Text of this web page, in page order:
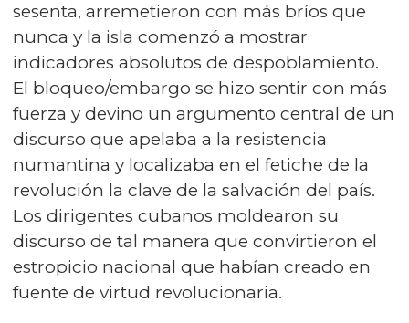
sesenta, arremetieron con más bríos que
nunca y la isla comenzó a mostrar
indicadores absolutos de despoblamiento.
El bloqueo/embargo se hizo sentir con más
fuerza y devino un argumento central de un
discurso que apelaba a la resistencia
numantina y localizaba en el fetiche de la
revolución la clave de la salvación del país.
Los dirigentes cubanos moldearon su
discurso de tal manera que convirtieron el
estropicio nacional que habían creado en
fuente de virtud revolucionaria.